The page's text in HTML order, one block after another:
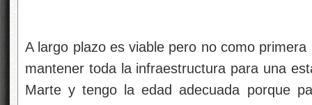
A largo plazo es viable pero no como
mantener toda la infraestructura para una
Marte y tengo la edad adecuada porque